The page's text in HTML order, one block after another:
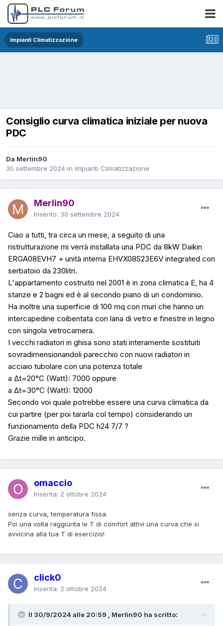
Impianti Climatizzazione
Consiglio curva climatica iniziale per nuova
PDC
Da Merlin90
30 settembre 2024 in Impianti Climatizzazione
Merlin90
Inserito: 30 settembre 2024
Ciao a tutti, tra circa un mese, a seguito di una
ristrutturazione mi verrà installata una PDC da 8kW Daikin
ERGA08EVH7 + unità interna EHVX08S23E6V integrated con
serbatoio da 230litri.
L'appartamento costruito nel 2001 è in zona climatica E, ha 4
stanze e 2 bagni ed è al secondo piano di un condominio.
Ha inoltre una superficie di 100 mq con muri che hanno un
intercapedine coibentata con lana di vetro e finestre in legno
con singola vetrocamera.
I vecchi radiatori in ghisa sono stati interamente sostituiti
sovradimensionandoli parecchio con nuovi radiatori in
acciaio tubolare con una potenza totale
a Δt=20°C (Watt): 7000 oppure
a Δt=30°C (Watt): 12000
Secondo voi quale potrebbe essere una curva climatica da
cui partire (per poi tararla col tempo) considerando un
funzionamento della PDC h24 7/7 ?
Grazie mille in anticipo.
omaccio
Inserita: 2 ottobre 2024
senza curva, temperatura fissa.
Poi una volta raggiunta le T di comfort attivi una curva che si
avvicina alla tua T di esercizio!
click0
Inserita: 2 ottobre 2024
Il 30/9/2024 alle 20:59 , Merlin90 ha scritto: